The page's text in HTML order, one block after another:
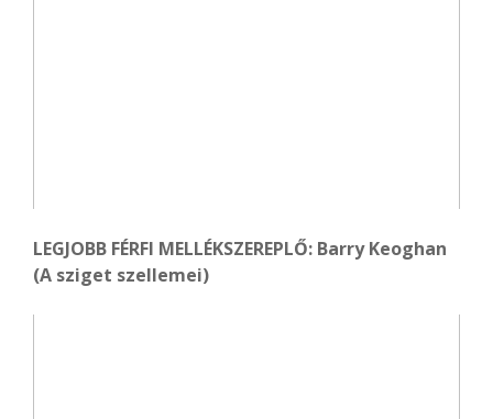
LEGJOBB FÉRFI MELLÉKSZEREPLŐ: Barry Keoghan
(A sziget szellemei)